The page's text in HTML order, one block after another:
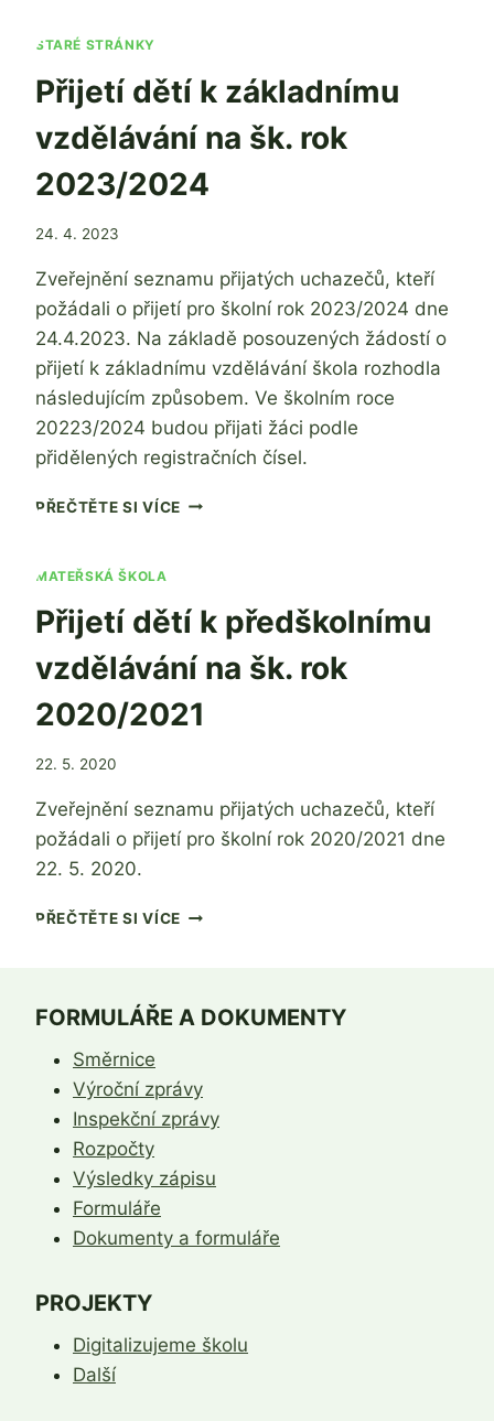
NA
ŠKOLNÍ
ROK
2023/2024
STARÉ STRÁNKY
Přijetí dětí k základnímu
vzdělávání na šk. rok
2023/2024
Od
Adamec
24. 4. 2023
Zveřejnění seznamu přijatých uchazečů, kteří
požádali o přijetí pro školní rok 2023/2024 dne
24.4.2023. Na základě posouzených žádostí o
přijetí k základnímu vzdělávání škola rozhodla
následujícím způsobem. Ve školním roce
20223/2024 budou přijati žáci podle
přidělených registračních čísel.
PŘEČTĚTE SI VÍCEPŘIJETÍ
NA
ŠK.
ROK
2023/2024
MATEŘSKÁ ŠKOLA
Přijetí dětí k předškolnímu
vzdělávání na šk. rok
2020/2021
Od
Adamec
22. 5. 2020
Zveřejnění seznamu přijatých uchazečů, kteří
požádali o přijetí pro školní rok 2020/2021 dne
22. 5. 2020.
PŘEČTĚTE SI VÍCEPŘIJETÍ
VZDĚLÁVÁNÍ
NA
2020/2021
FORMULÁŘE A DOKUMENTY
Směrnice
Výroční zprávy
Inspekční zprávy
Rozpočty
Výsledky zápisu
Formuláře
Dokumenty a formuláře
PROJEKTY
Digitalizujeme školu
Další